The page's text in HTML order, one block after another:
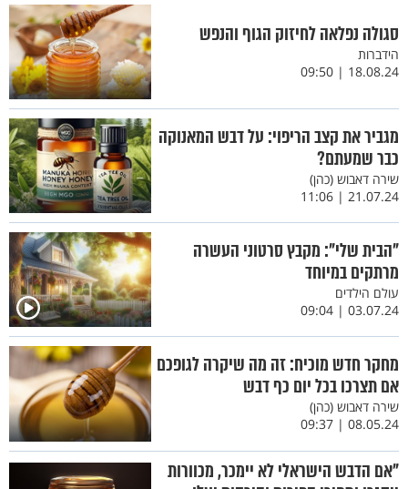
סגולה נפלאה לחיזוק הגוף והנפש
הידברות
18.08.24 | 09:50
מגביר את קצב הריפוי: על דבש המאנוקה
כבר שמעתם?
שירה דאבוש (כהן)
21.07.24 | 11:06
"הבית שלי": מקבץ סרטוני העשרה
מרתקים במיוחד
עולם הילדים
03.07.24 | 09:04
מחקר חדש מוכיח: זה מה שיקרה לגופכם
אם תצרכו בכל יום כף דבש
שירה דאבוש (כהן)
08.05.24 | 09:37
"אם הדבש הישראלי לא יימכר, מכוורות